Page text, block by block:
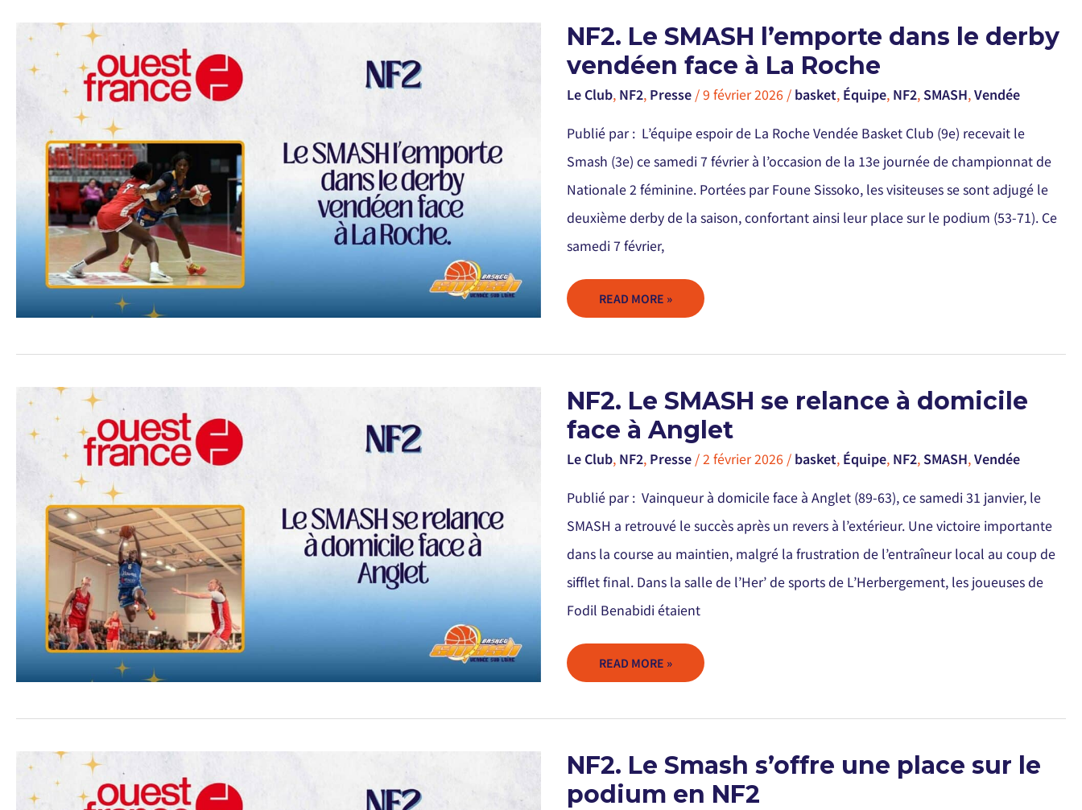
NF2. Le SMASH l’emporte dans le derby
vendéen face à La Roche
Le Club, NF2, Presse /9 février 2026 / basket, Équipe, NF2, SMASH,Vendée
Publié par : L’équipe espoir de La Roche Vendée Basket Club (9e) recevait le
Smash (3e) ce samedi 7 février à l’occasion de la 13e journée de championnat de
Nationale 2 féminine. Portées par Foune Sissoko, les visiteuses se sont adjugé le
deuxième derby de la saison, confortant ainsi leur place sur le podium (53-71). Ce
samedi 7 février,
NF2.
LE
SMASH
L’EMPORTE
DANS
DERBY
VENDÉEN
À
LA
READ MORE »
NF2. Le SMASH se relance à domicile
face à Anglet
Le Club, NF2, Presse /2 février 2026 / basket, Équipe, NF2, SMASH,Vendée
Publié par : Vainqueur à domicile face à Anglet (89-63), ce samedi 31 janvier, le
SMASH a retrouvé le succès après un revers à l’extérieur. Une victoire importante
dans la course au maintien, malgré la frustration de l’entraîneur local au coup de
sifflet final. Dans la salle de l’Her’ de sports de L’Herbergement, les joueuses de
Fodil Benabidi étaient
NF2.
LE
SMASH
SE
RELANCE
DOMICILE
FACE
ANGLET
READ MORE »
NF2. Le Smash s’offre une place sur le
podium en NF2
NF2.
LE
SMASH
S’OFFRE
UNE